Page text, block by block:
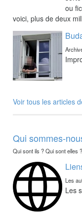
ou
voici, plus de deux
Voir tous les articles
Qui sommes-
Qui sont ils ? Qui sont elles ?
Les
Les